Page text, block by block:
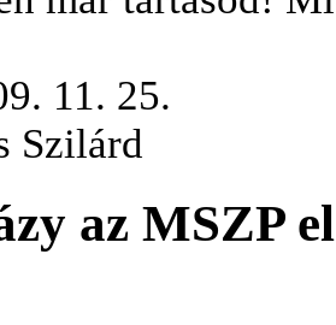
11. 25.
Szilárd
az MSZP